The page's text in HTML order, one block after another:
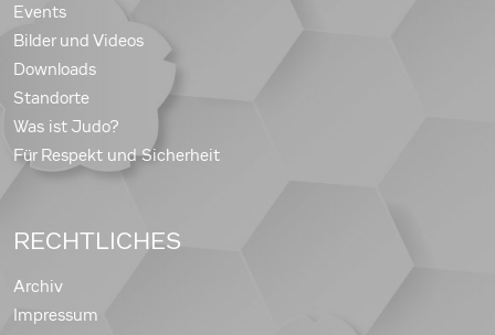
Events
Bilder und Videos
Downloads
Standorte
Was ist Judo?
Für Respekt und Sicherheit
RECHTLICHES
Archiv
Impressum